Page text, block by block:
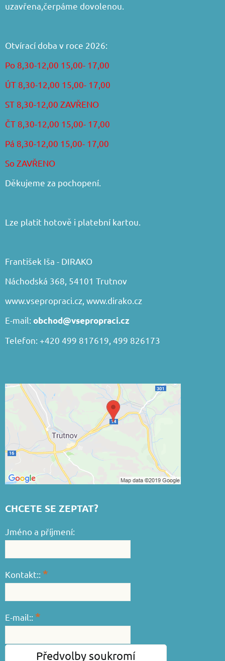
uzavřena,čerpáme dovolenou.
Otvírací doba v roce 2026:
Po 8,30-12,00 15,00- 17,00
ÚT 8,30-12,00 15,00- 17,00
ST 8,30-12,00 ZAVŘENO
ČT 8,30-12,00 15,00- 17,00
Pá 8,30-12,00 15,00- 17,00
So ZAVŘENO
Děkujeme za pochopení.
Lze platit hotově i platební kartou.
František Iša - DIRAKO
Náchodská 368, 54101 Trutnov
www.vsepropraci.cz, www.dirako.cz
E-mail: obchod@vsepropraci.cz
Telefon: +420 499 817619, 499 826173
CHCETE SE ZEPTAT?
Jméno a příjmení:
Kontakt:: *
E-mail:: *
Předvolby soukromí